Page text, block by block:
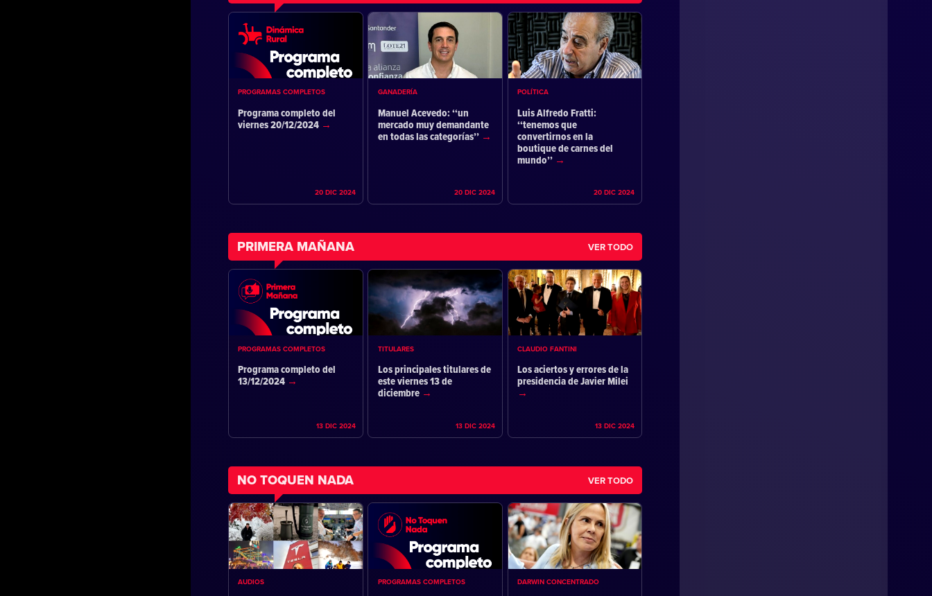
PROGRAMAS COMPLETOS
Programa completo del
viernes 20/12/2024
20 DIC 2024
GANADERÍA
Manuel Acevedo: ‘‘un
mercado muy demandante
en todas las categorías’’
20 DIC 2024
POLÍTICA
Luis Alfredo Fratti:
‘‘tenemos que
convertirnos en la
boutique de carnes del
mundo’’
20 DIC 2024
PRIMERA MAÑANA VER TODO
PROGRAMAS COMPLETOS
Programa completo del
13/12/2024
13 DIC 2024
TITULARES
Los principales titulares de
este viernes 13 de
diciembre
13 DIC 2024
CLAUDIO FANTINI
Los aciertos y errores de la
presidencia de Javier Milei
13 DIC 2024
NO TOQUEN NADA VER TODO
AUDIOS PROGRAMAS COMPLETOS DARWIN CONCENTRADO